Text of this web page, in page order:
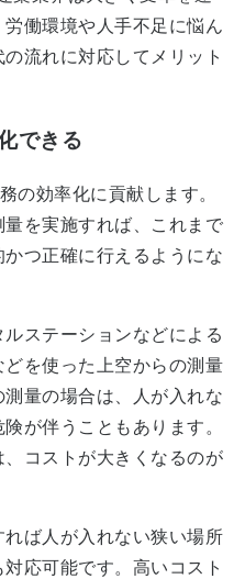
働環境や人手不足に悩ん
流れに対応してメリット
できる
の効率化に貢献します。
を実施すれば、これまで
つ正確に行えるようにな
ステーションなどによる
を使った上空からの測量
量の場合は、人が入れな
が伴うこともあります。
コストが大きくなるのが
ば人が入れない狭い場所
応可能です。高いコスト